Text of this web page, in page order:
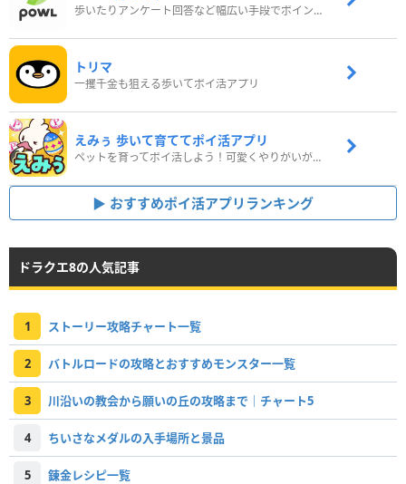
歩いたりアンケート回答など幅広い手段でポイントをゲット
トリマ
一攫千金も狙える歩いてポイ活アプリ
えみぅ 歩いて育ててポイ活アプリ
ペットを育ってポイ活しよう！可愛くやりがいがある新感覚アプリ
おすすめポイ活アプリランキング
ドラクエ8の人気記事
1 ストーリー攻略チャート一覧
2 バトルロードの攻略とおすすめモンスター一覧
3 川沿いの教会から願いの丘の攻略まで｜チャート5
4 ちいさなメダルの入手場所と景品
5 錬金レシピ一覧